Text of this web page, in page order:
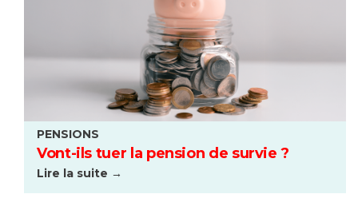
PENSIONS
Vont-ils tuer la pension de survie ?
Lire la suite →